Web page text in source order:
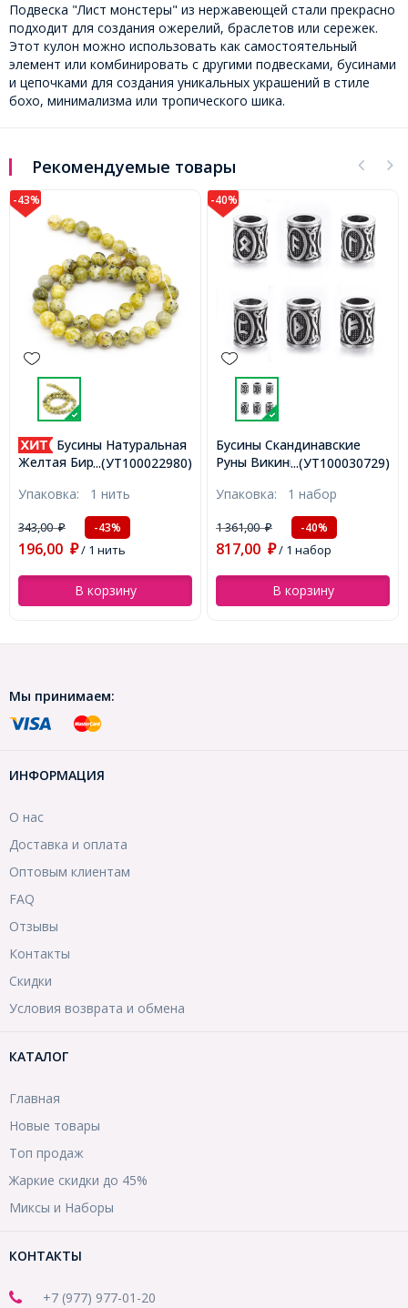
Подвеска "Лист монстеры" из нержавеющей стали прекрасно
подходит для создания ожерелий, браслетов или сережек.
Этот кулон можно использовать как самостоятельный
элемент или комбинировать с другими подвесками, бусинами
и цепочками для создания уникальных украшений в стиле
бохо, минимализма или тропического шика.
Рекомендуемые товары
-43%
...(УТ100022980)
Бусины Натуральная
Желтая Бирюза, На нитях,
Размер: 8мм, Отверстие
1мм, около 46шт/36см/
нить, (УТ100022980)
Упаковка: 1 нить
343,00₽ -43%
196,00 ₽/ 1 нить
В корзину
-40%
...(УТ100030729)
Бусины Скандинавские
Руны Викингов,
Цвет: Античное Серебро,
Размер: 16х13мм, Отв-тие
8мм, 6шт/набор,
(УТ100030729)
Упаковка: 1 набор
1 361,00₽ -40%
817,00 ₽/ 1 набор
В корзину
Мы принимаем:
ИНФОРМАЦИЯ
О нас
Доставка и оплата
Оптовым клиентам
FAQ
Отзывы
Контакты
Скидки
Условия возврата и обмена
КАТАЛОГ
Главная
Новые товары
Топ продаж
Жаркие скидки до 45%
Миксы и Наборы
КОНТАКТЫ
+7 (977) 977-01-20